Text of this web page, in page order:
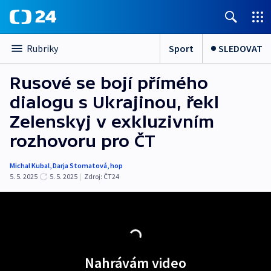
Rubriky Sport SLEDOVAT
Rusové se bojí přímého
dialogu s Ukrajinou, řekl
Zelenskyj v exkluzivním
rozhovoru pro ČT
Michal Kubal,Darja Stomatová,hop
5. 5. 2025
5. 5. 2025 | Zdroj: ČT24
Nahrávám video